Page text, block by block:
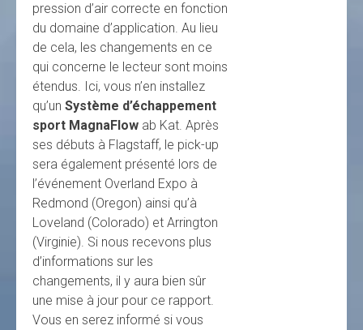
pression d’air correcte en fonction
du domaine d’application. Au lieu
de cela, les changements en ce
qui concerne le lecteur sont moins
étendus. Ici, vous n’en installez
qu’un Système d’échappement
sport MagnaFlow ab Kat. Après
ses débuts à Flagstaff, le pick-up
sera également présenté lors de
l’événement Overland Expo à
Redmond (Oregon) ainsi qu’à
Loveland (Colorado) et Arrington
(Virginie). Si nous recevons plus
d’informations sur les
changements, il y aura bien sûr
une mise à jour pour ce rapport.
Vous en serez informé si vous